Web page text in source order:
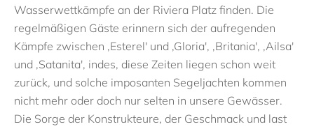
Wasserwettkämpfe an der Riviera Platz finden. Die
regelmäßigen Gäste erinnern sich der aufregenden
Kämpfe zwischen ,Esterel' und ,Gloria', ,Britania', ,Ailsa'
und ,Satanita', indes, diese Zeiten liegen schon weit
zurück, und solche imposanten Segeljachten kommen
nicht mehr oder doch nur selten in unsere Gewässer.
Die Sorge der Konstrukteure, der Geschmack und last